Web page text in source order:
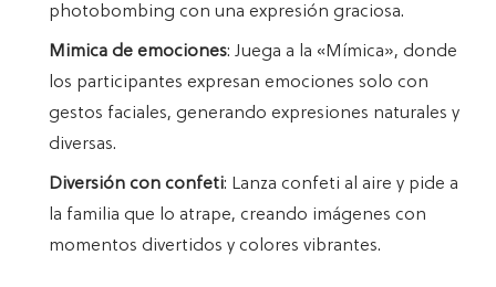
photobombing con una expresión graciosa.
Mimica de emociones: Juega a la «Mímica», donde
los participantes expresan emociones solo con
gestos faciales, generando expresiones naturales y
diversas.
Diversión con confeti: Lanza confeti al aire y pide a
la familia que lo atrape, creando imágenes con
momentos divertidos y colores vibrantes.